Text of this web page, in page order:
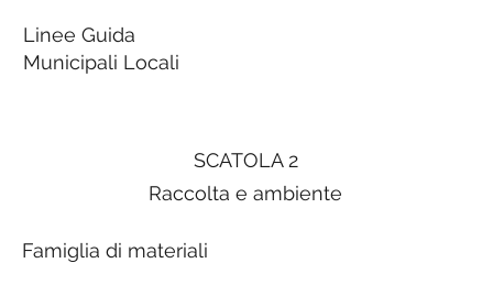
SCATOLA 2
Raccolta e ambiente
Famiglia di materiali
Linee Guida
Municipali Locali